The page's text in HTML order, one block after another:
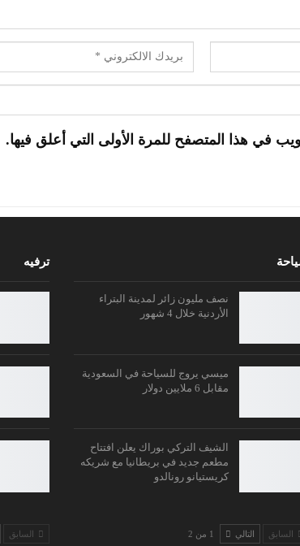
في هذا المتصفح للمرة الأولى التي أعلق فيها.
نصف مليون زائر لمدينة البتراء
الأردنية خلال 4 شهور
ميسي يروج للسياحة في السعودية
مقابل 6 ملايين دولار
الشيف التركي بوراك يعلن افتتاح
مطعم جديد في بريطانيا مع شريكه
كريستيانو رونالدو
السابق التالي 1 من 2
ترفيه
السابق